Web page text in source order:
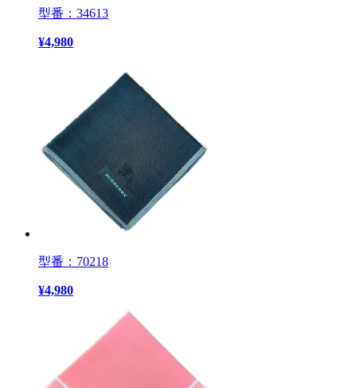
型番：34613
¥4,980
型番：70218
¥4,980